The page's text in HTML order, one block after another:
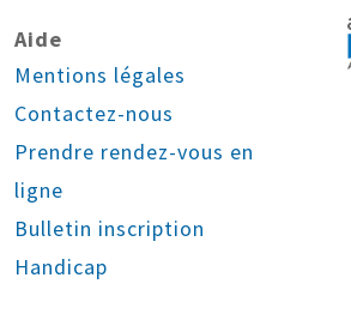
Aide
Mentions légales
Contactez-nous
Prendre rendez-vous en
ligne
Bulletin inscription
Handicap